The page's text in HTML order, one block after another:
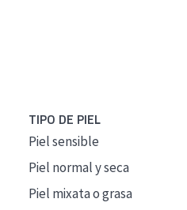
TIPO DE PIEL
Piel sensible
Piel normal y seca
Piel mixata o grasa